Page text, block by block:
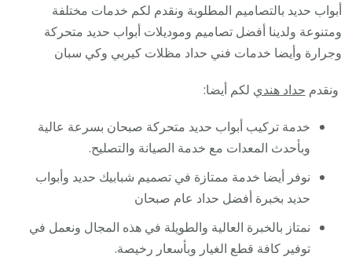
أبواب حديد بالتصاميم المطلوبة ونقدم لكم خدمات مختلفة
ومتنوعة ولدينا أفضل تصاميم وموديلات أبواب حديد متحركة
وجرارة وأيضا خدمات فني حداد مظلات كيربي وكي سبان
ونقدم حداد هندي لكم أيضا:
خدمة تركيب أبواب حديد متحركة صبحان بسرعة عالية
وبأحدث المعدات مع خدمة الصيانة والتصليح.
نوفر أيضا خدمة ممتازة في تصميم شبابيك حديد وأبواب
حديد بخبرة أفضل حداد عام صبحان
نمتاز بالخبرة العالية والطويلة في هذه المجال ونعمل في
توفير كافة قطع الغيار وبأسعار رخيصة.